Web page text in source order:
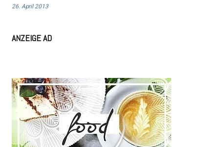
26. April 2013
ANZEIGE AD